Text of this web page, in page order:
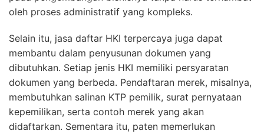
oleh proses administratif yang kompleks.
Selain itu, jasa daftar HKI terpercaya juga dapat
membantu dalam penyusunan dokumen yang
dibutuhkan. Setiap jenis HKI memiliki persyaratan
dokumen yang berbeda. Pendaftaran merek, misalnya,
membutuhkan salinan KTP pemilik, surat pernyataan
kepemilikan, serta contoh merek yang akan
didaftarkan. Sementara itu, paten memerlukan